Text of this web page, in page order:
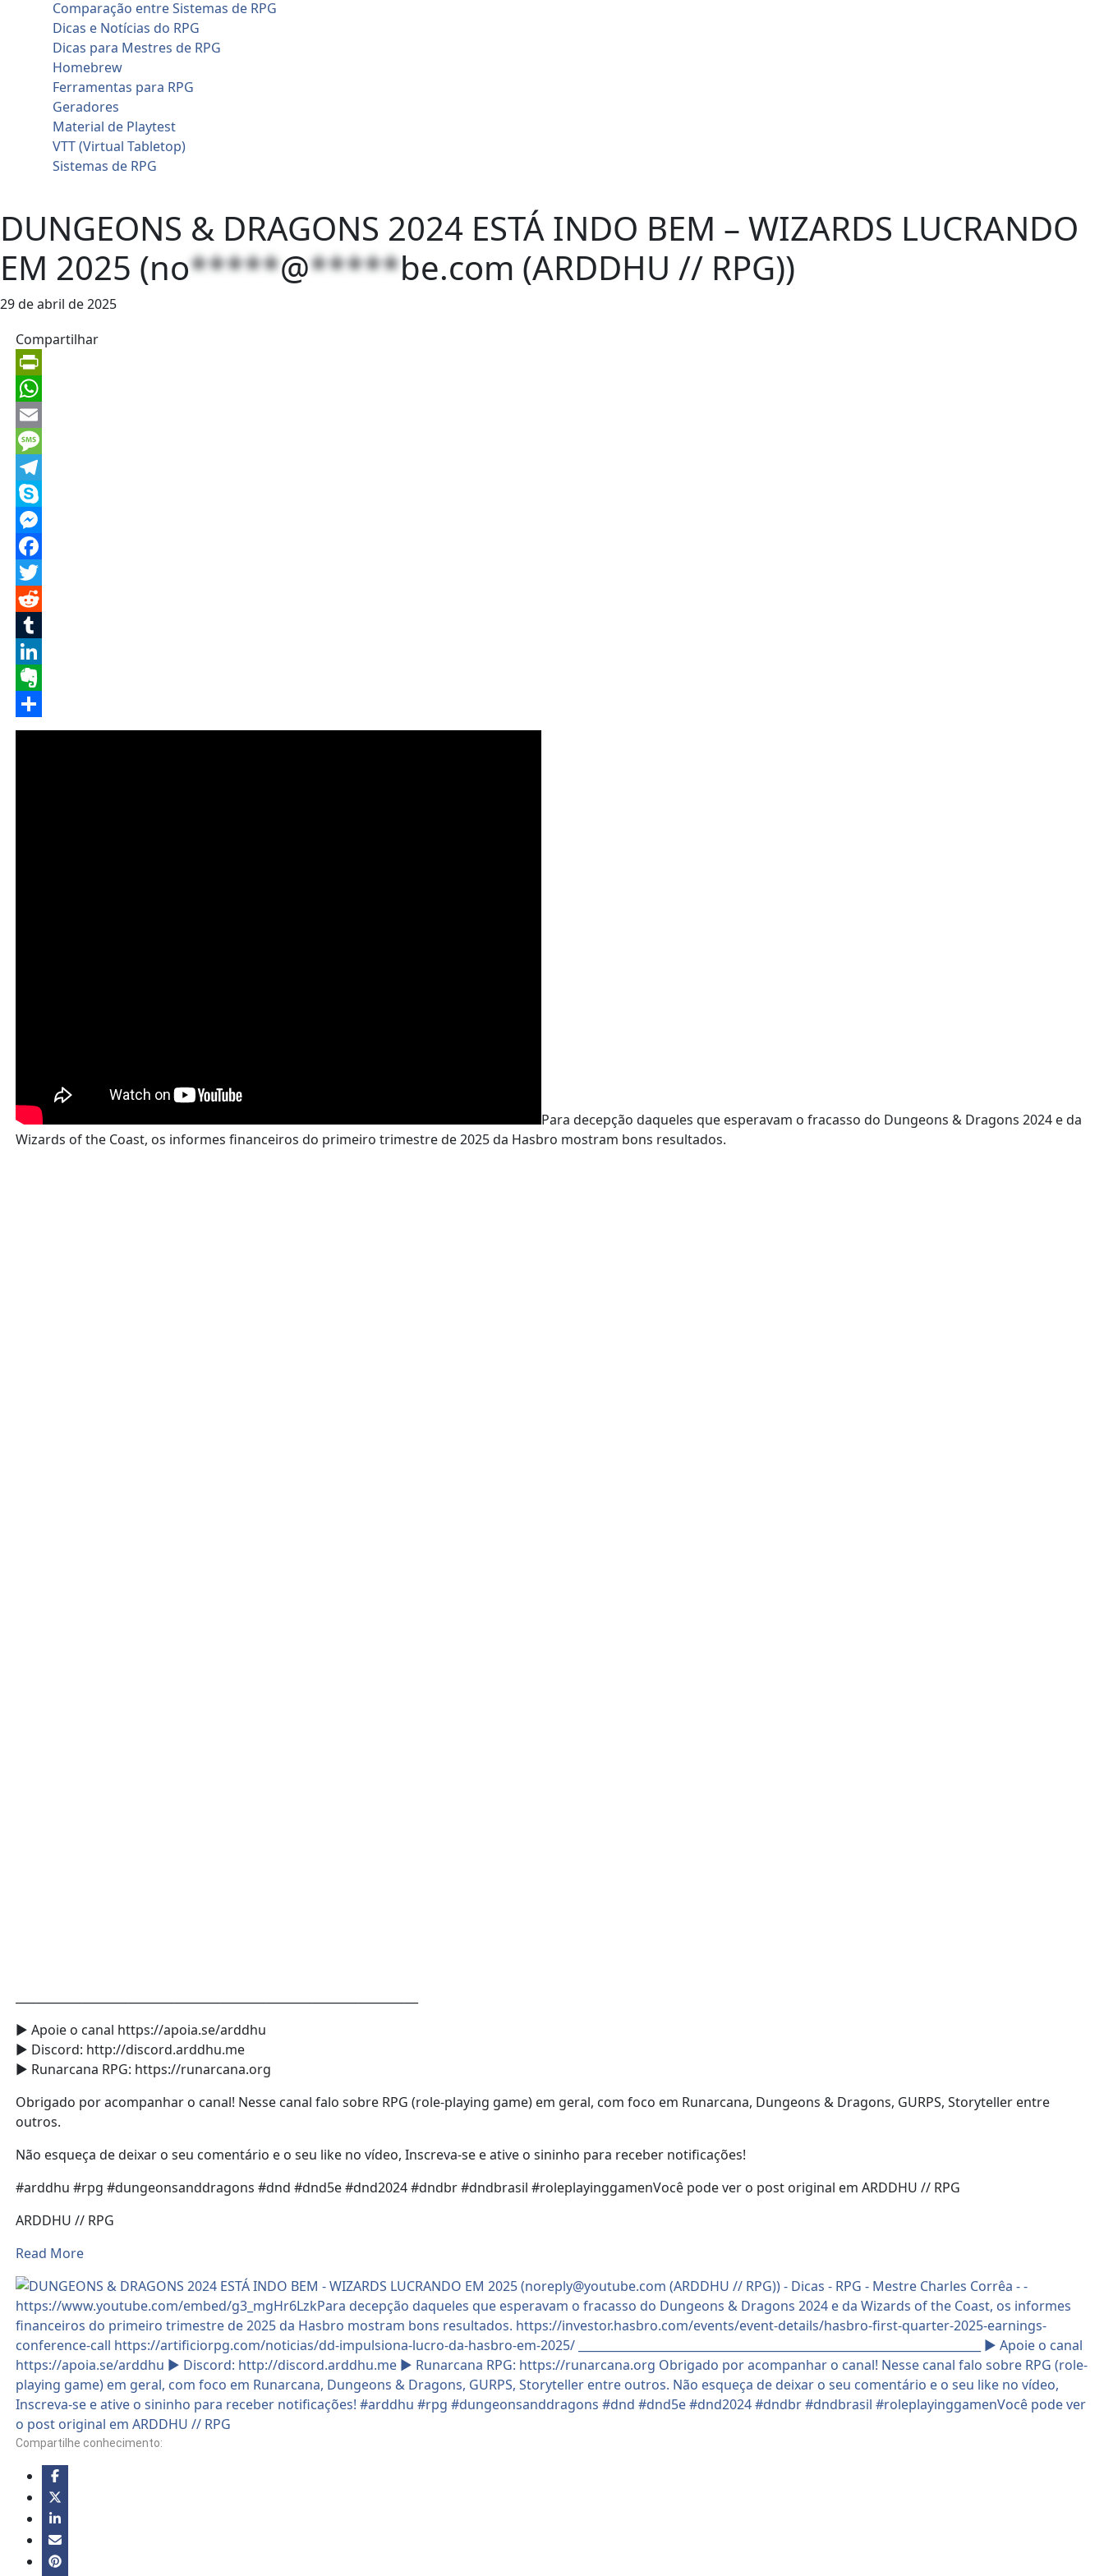
Comparação entre Sistemas de RPG
Dicas e Notícias do RPG
Dicas para Mestres de RPG
Homebrew
Ferramentas para RPG
Geradores
Material de Playtest
VTT (Virtual Tabletop)
Sistemas de RPG
DUNGEONS & DRAGONS 2024 ESTÁ INDO BEM – WIZARDS LUCRANDO
EM 2025 (no*****@*****be.com (ARDDHU // RPG))
29 de abril de 2025
Compartilhar
PrintFriendly
WhatsApp
Email
Message
Telegram
Skype
Messenger
Facebook
Twitter
Reddit
Tumblr
LinkedIn
Evernote
Share
Para decepção daqueles que esperavam o fracasso do Dungeons & Dragons 2024 e da
Wizards of the Coast, os informes financeiros do primeiro trimestre de 2025 da Hasbro mostram bons resultados.
► Apoie o canal https://apoia.se/arddhu
► Discord: http://discord.arddhu.me
► Runarcana RPG: https://runarcana.org
Obrigado por acompanhar o canal! Nesse canal falo sobre RPG (role-playing game) em geral, com foco em Runarcana, Dungeons & Dragons, GURPS, Storyteller entre
outros.
Não esqueça de deixar o seu comentário e o seu like no vídeo, Inscreva-se e ative o sininho para receber notificações!
#arddhu #rpg #dungeonsanddragons #dnd #dnd5e #dnd2024 #dndbr #dndbrasil #roleplayinggamenVocê pode ver o post original em ARDDHU // RPG
ARDDHU // RPG
Read More
Compartilhe conhecimento: